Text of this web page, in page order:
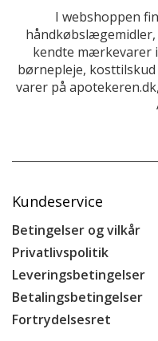
I webshoppen
kendte mærkevarer
børnepleje,
varer på
Kundeservice
Betingelser og vilkår
Privatlivspolitik
Leveringsbetingelser
Betalingsbetingelser
Fortrydelsesret